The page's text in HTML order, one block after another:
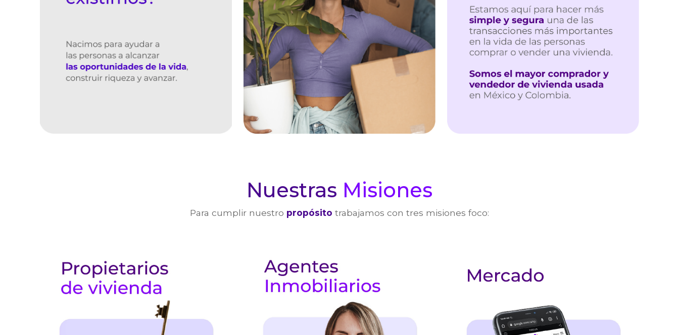
Nuestras Misiones
Para cumplir nuestro propósito trabajamos con tres misiones foco: